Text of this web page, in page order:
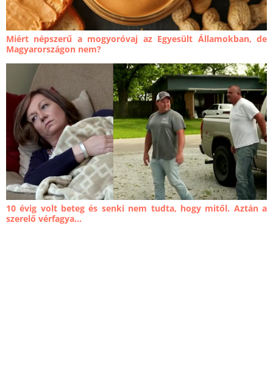
Miért népszerű a mogyoróvaj az Egyesült Államokban, de
Magyarországon nem?
10 évig volt beteg és senki nem tudta, hogy mitől. Aztán a
szerelő vérfagya...